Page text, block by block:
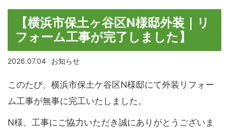
【横浜市保土ヶ谷区N様邸外装｜リ
フォーム工事が完了しました】
2026.07.04 お知らせ
このたび、横浜市保土ケ谷区N様邸にて外装リフォー
ム工事が無事に完工いたしました。
N様、工事にご協力いただき誠にありがとうございま